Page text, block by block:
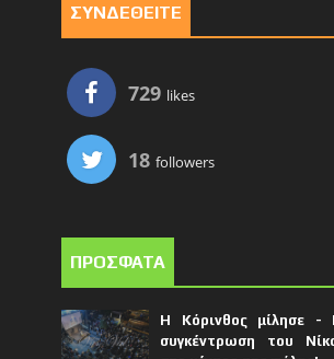
ΣΥΝΔΕΘΕΙΤΕ
729 likes
18 followers
ΠΡΟΣΦΑΤΑ
Η Κόρινθος μίλησε -
συγκέντρωση του